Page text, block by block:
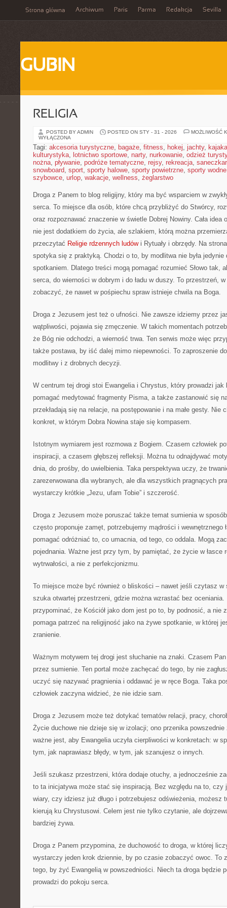
Strona główna Archiwum Paris Parma Redakcja Sevilla
GUBIN
RELIGIA
POSTED BY ADMIN POSTED ON STY - 31 - 2026
MOŻLIWOŚĆ
WYŁĄCZONA
Tagi: akcesoria turystyczne, bagaże, fitness, hokej, jachty,
kulturystyka, lotnictwo sportowe, narty, nurkowanie, odzież
nożna, pływanie, podróże tematyczne, rejsy, rekreacja,
snowboard, sport, sporty halowe, sporty powietrzne, sporty wodne
szybowce, urlop, wakacje, wellness, żeglarstwo
Droga z Panem to blog religijny, który ma być wsparciem w
serca. To miejsce dla osób, które chcą przybliżyć do Stwórcy,
oraz rozpoznawać znaczenie w świetle Dobrej Nowiny. Cała idea
nie jest dodatkiem do życia, ale szlakiem, którą można
przeczytać Religie rdzennych ludówi Rytuały i obrzędy. Na
spotyka się z praktyką. Chodzi o to, by modlitwa nie była
spotkaniem. Dlatego treści mogą pomagać rozumieć Słowo tak,
serca, do wierności w dobrym i do ładu w duszy. To przestrzeń,
zobaczyć, że nawet w pośpiechu spraw istnieje chwila na Boga.
Droga z Jezusem jest też o ufności. Nie zawsze idziemy przez
wątpliwości, pojawia się zmęczenie. W takich momentach
że Bóg nie odchodzi, a wierność trwa. Ten serwis może więc
także postawa, by iść dalej mimo niepewności. To zaproszenie
modlitwy i z drobnych decyzji.
W centrum tej drogi stoi Ewangelia i Chrystus, który prowadzi jak
pomagać medytować fragmenty Pisma, a także zastanowić się
przekładają się na relacje, na postępowanie i na małe gesty. Nie
konkret, w którym Dobra Nowina staje się kompasem.
Istotnym wymiarem jest rozmowa z Bogiem. Czasem człowiek
inspiracji, a czasem głębszej refleksji. Można tu odnajdywać
dnia, do prośby, do uwielbienia. Taka perspektywa uczy, że
zarezerwowana dla wybranych, ale dla wszystkich pragnących
wystarczy krótkie „Jezu, ufam Tobie” i szczerość.
Droga z Jezusem może poruszać także temat sumienia w
często proponuje zamęt, potrzebujemy mądrości i wewnętrznego
pomagać odróżniać to, co umacnia, od tego, co oddala. Mogą
pojednania. Ważne jest przy tym, by pamiętać, że życie w łasce
wytrwałości, a nie z perfekcjonizmu.
To miejsce może być również o bliskości – nawet jeśli czytasz w
szuka otwartej przestrzeni, gdzie można wzrastać bez oceniania.
przypominać, że Kościół jako dom jest po to, by podnosić, a nie
pomaga patrzeć na religijność jako na żywe spotkanie, w której
zranienie.
Ważnym motywem tej drogi jest słuchanie na znaki. Czasem
przez sumienie. Ten portal może zachęcać do tego, by nie
uczyć się nazywać pragnienia i oddawać je w ręce Boga. Taka
człowiek zaczyna widzieć, że nie idzie sam.
Droga z Jezusem może też dotykać tematów relacji, pracy,
Życie duchowe nie dzieje się w izolacji; ono przenika powszednie
ważne jest, aby Ewangelia uczyła cierpliwości w konkretach: w
tym, jak naprawiasz błędy, w tym, jak szanujesz o innych.
Jeśli szukasz przestrzeni, która dodaje otuchy, a jednocześnie
to ta inicjatywa może stać się inspiracją. Bez względu na to, czy
wiary, czy idziesz już długo i potrzebujesz odświeżenia, możesz
kierują ku Chrystusowi. Celem jest nie tylko czytanie, ale
bardziej żywa.
Droga z Panem przypomina, że duchowość to droga, w której
wystarczy jeden krok dziennie, by po czasie zobaczyć owoc. To
tego, by żyć Ewangelią w powszedniości. Niech ta droga będzie
prowadzi do pokoju serca.